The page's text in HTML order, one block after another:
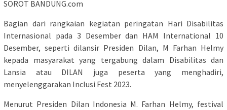
SOROT BANDUNG.com
Bagian dari rangkaian kegiatan peringatan Hari Disabilitas
Internasional pada 3 Desember dan HAM International 10
Desember, seperti dilansir Presiden Dilan, M Farhan Helmy
kepada masyarakat yang tergabung dalam Disabilitas dan
Lansia atau DILAN juga peserta yang menghadiri,
menyelenggarakan Inclusi Fest 2023.
Menurut Presiden Dilan Indonesia M. Farhan Helmy, festival